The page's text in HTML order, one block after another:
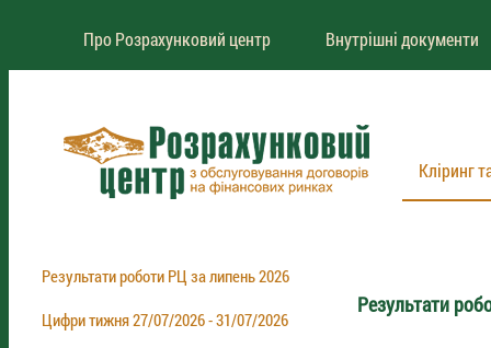
Про Розрахунковий центр Внутрішні документи
Кліринг
Результати роботи РЦ за липень 2026
Цифри тижня 27/07/2026 - 31/07/2026
Результати